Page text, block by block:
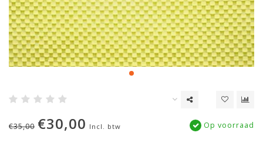
€35,00 €30,00 Incl. btw Op voorraad